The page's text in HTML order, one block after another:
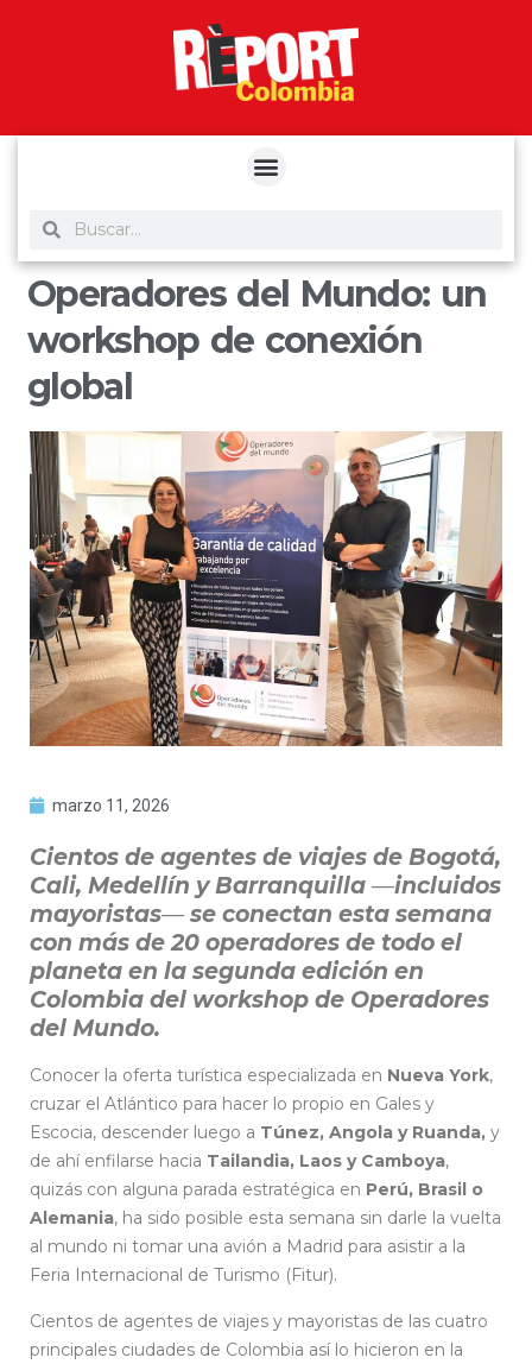
Operadores del Mundo: un
workshop de conexión
global
marzo 11, 2026
Cientos de agentes de viajes de Bogotá,
Cali, Medellín y Barranquilla —incluidos
mayoristas— se conectan esta semana
con más de 20 operadores de todo el
planeta en la segunda edición en
Colombia del workshop de Operadores
del Mundo.
Conocer la oferta turística especializada en Nueva York,
cruzar el Atlántico para hacer lo propio en Gales y
Escocia, descender luego a Túnez, Angola y Ruanda, y
de ahí enfilarse hacia Tailandia, Laos y Camboya,
quizás con alguna parada estratégica en Perú, Brasil o
Alemania, ha sido posible esta semana sin darle la vuelta
al mundo ni tomar una avión a Madrid para asistir a la
Feria Internacional de Turismo (Fitur).
Cientos de agentes de viajes y mayoristas de las cuatro
principales ciudades de Colombia así lo hicieron en la